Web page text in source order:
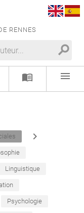
RENNES
search
menu_book menu
navigate_next
Linguistique
Psychologie